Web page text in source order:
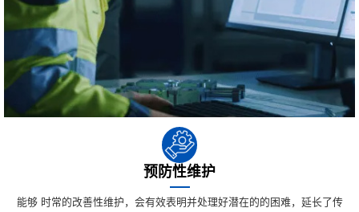
预防性维护
能够 时常的改善性维护，会有效表明并处理好潜在的的困难，延长了传